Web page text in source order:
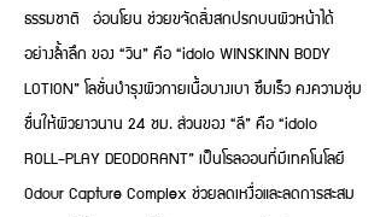
ธรรมชาติ อ่อนโยน ช่วยขจัดสิ่งสกปรกบนผิวหน้าได้
อย่างล้ำลึก ของ “วิน” คือ “idolo WINSKINN BODY
LOTION” โลชั่นบำรุงผิวกายเนื้อบางเบา ซึมเร็ว คงความชุ่ม
ชื่นให้ผิวยาวนาน 24 ชม. ส่วนของ “ลี” คือ “idolo
ROLL-PLAY DEODORANT” เป็นโรลออนที่มีเทคโนโลยี
Odour Capture Complex ช่วยลดเหงื่อและลดการสะสม